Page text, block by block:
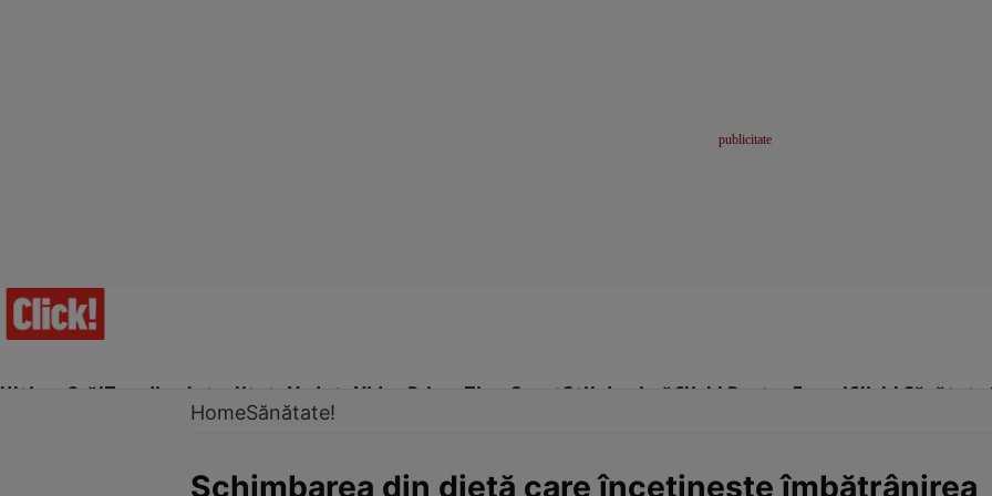
Ultima Oră!Trending Actualitate Vedete Video Prime Time SportStil de viațăClick! Pentru FemeiClick! Sănătate
HomeSănătate!
Schimbarea din dietă care încetineşte îmbătrânirea